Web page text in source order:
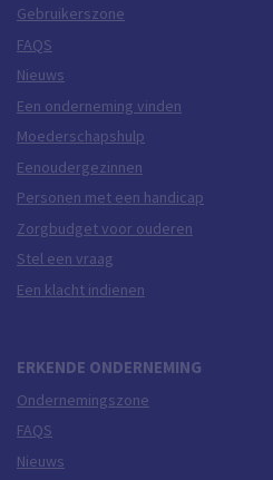
Gebruikerszone
FAQS
Nieuws
Een onderneming vinden
Moederschapshulp
Eenoudergezinnen
Personen met een handicap
Zorgbudget voor ouderen
Stel een vraag
Een klacht indienen
ERKENDE ONDERNEMING
Ondernemingszone
FAQS
Nieuws